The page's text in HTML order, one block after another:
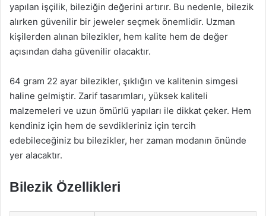
yapılan işçilik, bileziğin değerini artırır. Bu nedenle, bilezik
alırken güvenilir bir jeweler seçmek önemlidir. Uzman
kişilerden alınan bilezikler, hem kalite hem de değer
açısından daha güvenilir olacaktır.
64 gram 22 ayar bilezikler, şıklığın ve kalitenin simgesi
haline gelmiştir. Zarif tasarımları, yüksek kaliteli
malzemeleri ve uzun ömürlü yapıları ile dikkat çeker. Hem
kendiniz için hem de sevdikleriniz için tercih
edebileceğiniz bu bilezikler, her zaman modanın önünde
yer alacaktır.
Bilezik Özellikleri